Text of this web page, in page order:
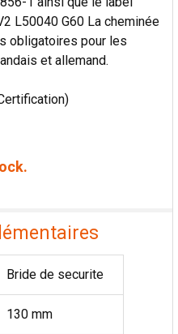
L50040 G60 La cheminée
obligatoires pour les
et allemand.
Bride de securite
130 mm